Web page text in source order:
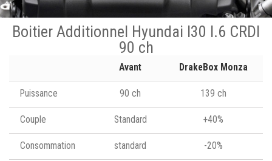
Boitier Additionnel Hyundai I30 I.6 CRDI
90 ch
Avant DrakeBox Monza
Puissance 90 ch 139 ch
Couple Standard +40%
Consommation standard -20%